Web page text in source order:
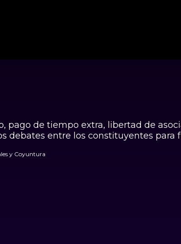
pago de tiempo extra, libertad de
debates entre los constituyentes para
y Coyuntura